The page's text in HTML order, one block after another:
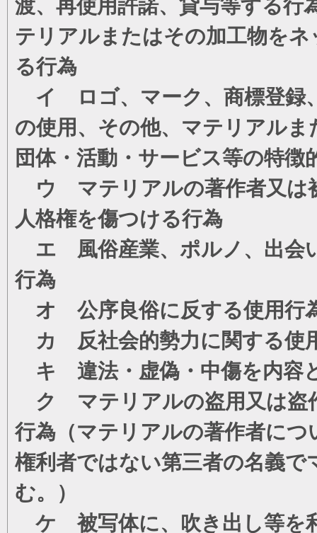
渡、再使用許諾、貸与等する行
テリアルまたはその加工物を
る行為
イ ロゴ、マーク、商標登録
の使用、その他、マテリアル
団体・活動・サービス等の特
ウ マテリアルの著作者又は
人格権を傷つける行為
エ 風俗産業、ポルノ、出会
行為
オ 公序良俗に反する使用行
カ 反社会的勢力に関する使
キ 違法・虚偽・中傷を内容
ク マテリアルの盗用又は盗
行為（マテリアルの著作者に
権利者ではない第三者の名義
む。）
ケ 被写体に、吹き出し等を